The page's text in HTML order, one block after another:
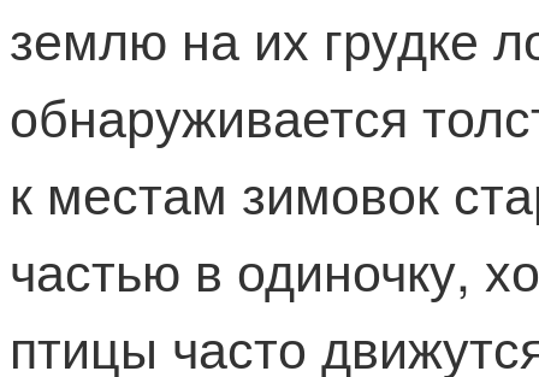
землю на их грудке
обнаруживается
к местам зимовок
частью в одиночку,
птицы часто